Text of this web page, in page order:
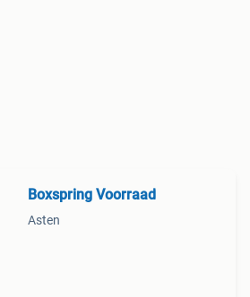
Boxspring Voorraad
Asten